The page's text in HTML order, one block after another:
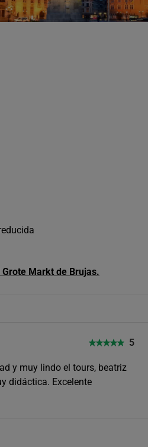
Markt de Brujas.
5
y muy lindo el tours, beatriz
didáctica. Excelente